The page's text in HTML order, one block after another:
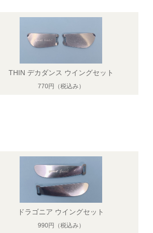
THIN デカダンス ウイングセット
770円 （税込み）
ドラゴニア ウイングセット
990円 （税込み）